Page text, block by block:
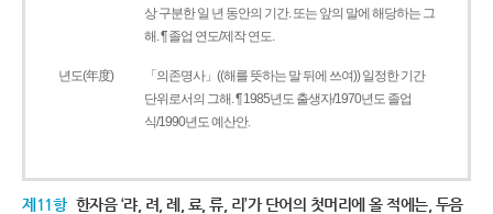
상 구분한 일 년 동안의 기간. 또는 앞의 말에 해당하는 그
해. ¶ 졸업 연도/제작 연도.
년도(年度)
「의존명사」((해를 뜻하는 말 뒤에 쓰여)) 일정한 기간
단위로서의 그해. ¶ 1985년도 출생자/1970년도 졸업
식/1990년도 예산안.
제11항 한자음 ‘랴, 려, 례, 료, 류, 리’가 단어의 첫머리에 올 적에는, 두음